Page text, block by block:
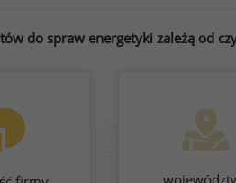
do spraw energetyki zależą od